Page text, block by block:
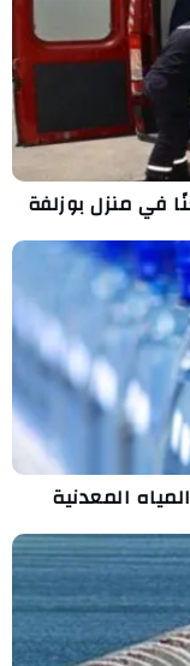
في منزل بوزلفة
المعدنية